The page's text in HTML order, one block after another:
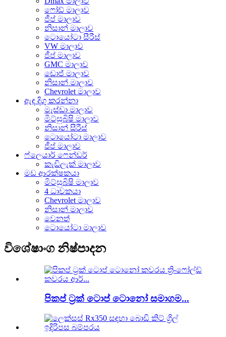
ෆෝඩ් මාලාව
ජීප් මාලාව
නිසාන් මාලාව
ටොයෝටා සීරීස්
VW මාලාව
ජීප් මාලාව
GMC මාලාව
ඩොජ් මාලාව
නිසාන් මාලාව
Chevrolet මාලාව
ඇඳ දිගු කරන්නා
මැස්ඩා මාලාව
මිට්සුබිෂි මාලාව
නිසාන් සීරීස්
ටොයෝටා මාලාව
ජීප් මාලාව
ෆ්ලෙයාර් ෆෙන්ඩර්
කැඩිලැක් මාලාව
මඩ ආරක්ෂකයා
මිට්සුබිෂි මාලාව
4 ධාවකයා
Chevrolet මාලාව
නිසාන් මාලාව
වෙනත්
ටොයෝටා මාලාව
විශේෂාංග නිෂ්පාදන
පිකප් ට්‍රක් ටොප් ටොනෝ සමාගම...